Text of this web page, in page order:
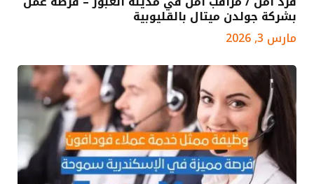
بشركة جولدن ميتال بالقليوبية
مارس 3, 2026